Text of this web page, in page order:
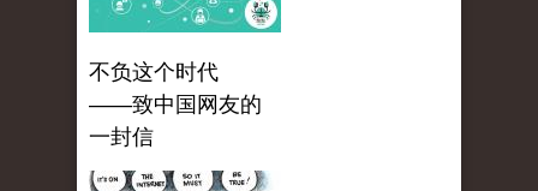
不负这个时代
——致中国网友的
一封信